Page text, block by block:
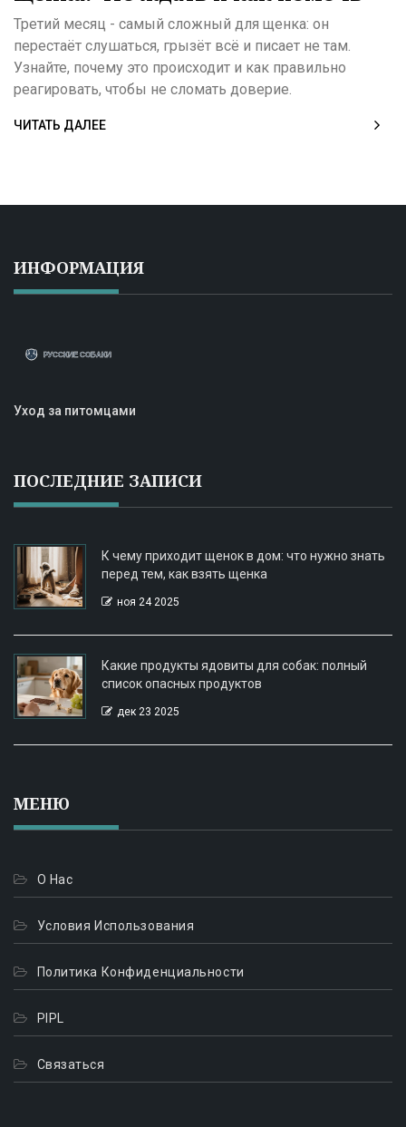
Третий месяц - самый сложный для щенка: он
перестаёт слушаться, грызёт всё и писает не там.
Узнайте, почему это происходит и как правильно
реагировать, чтобы не сломать доверие.
ЧИТАТЬ ДАЛЕЕ
ИНФОРМАЦИЯ
Уход за питомцами
ПОСЛЕДНИЕ ЗАПИСИ
К чему приходит щенок в дом: что нужно знать
перед тем, как взять щенка
ноя 24 2025
Какие продукты ядовиты для собак: полный
список опасных продуктов
дек 23 2025
МЕНЮ
О Нас
Условия Использования
Политика Конфиденциальности
PIPL
Связаться